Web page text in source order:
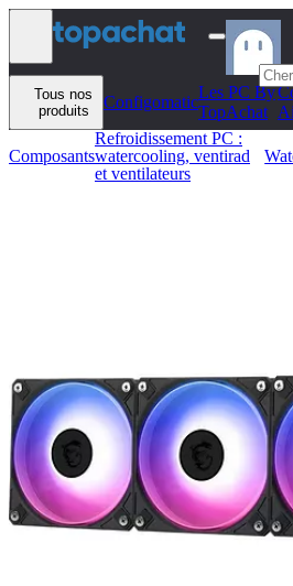
Aller au contenu
Tous nos
produits
Configomatic
Les PC By
TopAchat Ai
Composants
Refroidissement PC :
watercooling, ventirad
et ventilateurs